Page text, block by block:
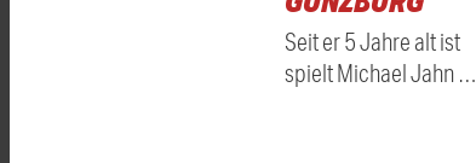
Seit er 5 Jahre alt ist
spielt Michael Jahn …